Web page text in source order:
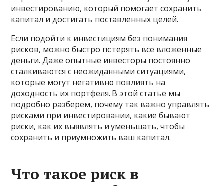
инвестированию, который помогает сохранить
капитал и достигать поставленных целей.
Если подойти к инвестициям без понимания
рисков, можно быстро потерять все вложенные
деньги. Даже опытные инвесторы постоянно
сталкиваются с неожиданными ситуациями,
которые могут негативно повлиять на
доходность их портфеля. В этой статье мы
подробно разберем, почему так важно управлять
рисками при инвестировании, какие бывают
риски, как их выявлять и уменьшать, чтобы
сохранить и приумножить ваш капитал.
Что такое риск в